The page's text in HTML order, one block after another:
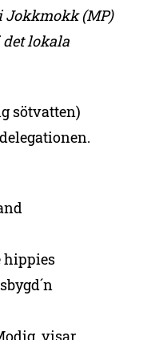
(MP)
lokala
sötvatten)
hippies
visar